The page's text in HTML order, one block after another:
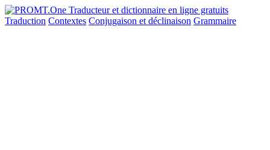
Traduction Contextes Conjugaison et déclinaison Grammaire